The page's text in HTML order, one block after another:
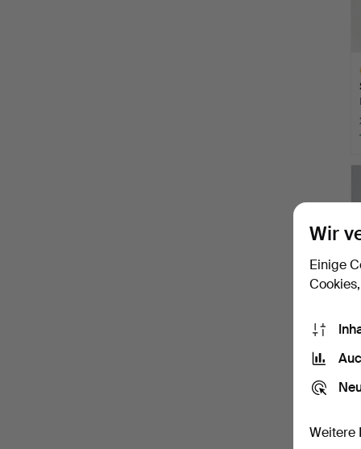
Wir
Einige
Weitere